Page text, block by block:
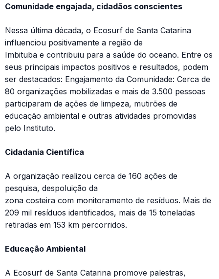
Comunidade engajada, cidadãos conscientes
Nessa última década, o Ecosurf de Santa Catarina
influenciou positivamente a região de
Imbituba e contribuiu para a saúde do oceano. Entre os
seus principais impactos positivos e resultados, podem
ser destacados: Engajamento da Comunidade: Cerca de
80 organizações mobilizadas e mais de 3.500 pessoas
participaram de ações de limpeza, mutirões de
educação ambiental e outras atividades promovidas
pelo Instituto.
Cidadania Científica
A organização realizou cerca de 160 ações de
pesquisa, despoluição da
zona costeira com monitoramento de resíduos. Mais de
209 mil resíduos identificados, mais de 15 toneladas
retiradas em 153 km percorridos.
Educação Ambiental
A Ecosurf de Santa Catarina promove palestras,